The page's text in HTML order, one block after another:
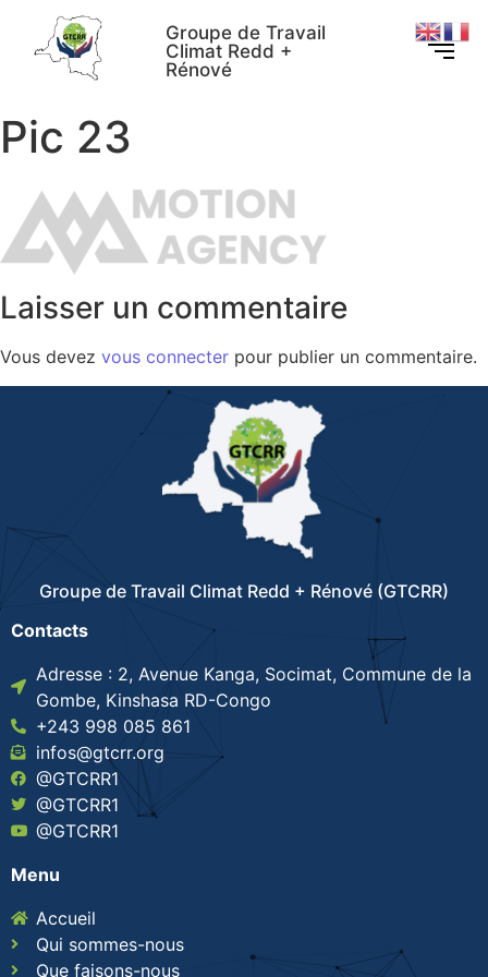
Groupe de Travail
Climat Redd +
Rénové
Pic 23
Laisser un commentaire
Vous devez vous connecter pour publier un commentaire.
Groupe de Travail Climat Redd + Rénové (GTCRR)
Contacts
Adresse : 2, Avenue Kanga, Socimat, Commune de la
Gombe, Kinshasa RD-Congo
+243 998 085 861
infos@gtcrr.org
@GTCRR1
@GTCRR1
@GTCRR1
Menu
Accueil
Qui sommes-nous
Que faisons-nous